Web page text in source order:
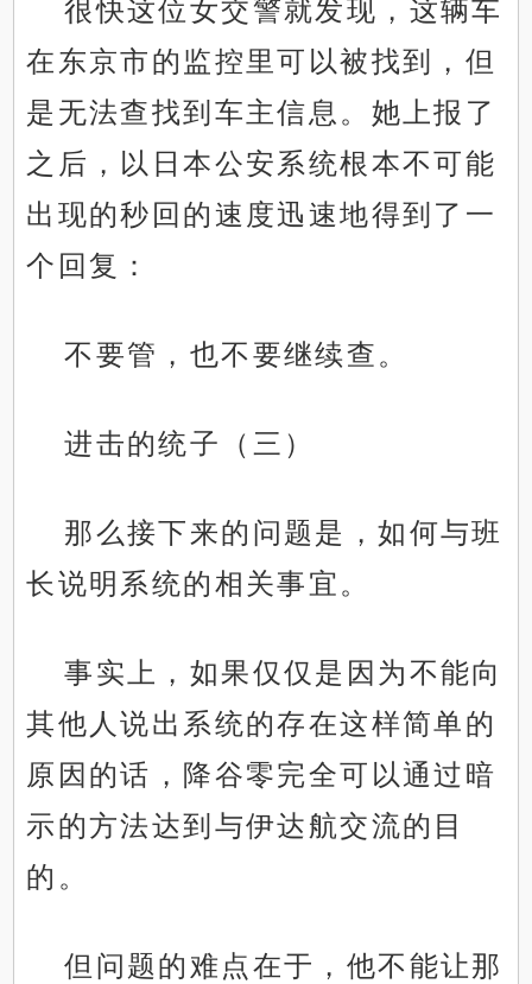
很快这位女交警就发现，这辆车
在东京市的监控里可以被找到，但
是无法查找到车主信息。她上报了
之后，以日本公安系统根本不可能
出现的秒回的速度迅速地得到了一
个回复：
不要管，也不要继续查。
进击的统子（三）
那么接下来的问题是，如何与班
长说明系统的相关事宜。
事实上，如果仅仅是因为不能向
其他人说出系统的存在这样简单的
原因的话，降谷零完全可以通过暗
示的方法达到与伊达航交流的目
的。
但问题的难点在于，他不能让那